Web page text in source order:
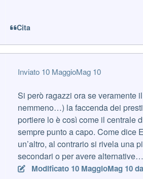
Cita
Inviato 10 MaggioMag 10
Si però ragazzi ora se veramente
nemmeno…) la faccenda dei
portiere lo è così come il centrale
sempre punto a capo. Come dice
un’altro, al contrario si rivela una
secondari o per avere alternative…
Modificato 10 MaggioMag 10